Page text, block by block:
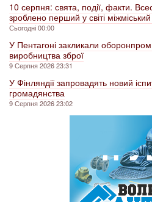
10 серпня: свята, події, факти.
зроблено перший у світі
Сьогодні 00:00
У Пентагоні закликали
виробництва зброї
9 Серпня 2026 23:31
У Фінляндії запровадять новий
громадянства
9 Серпня 2026 23:02